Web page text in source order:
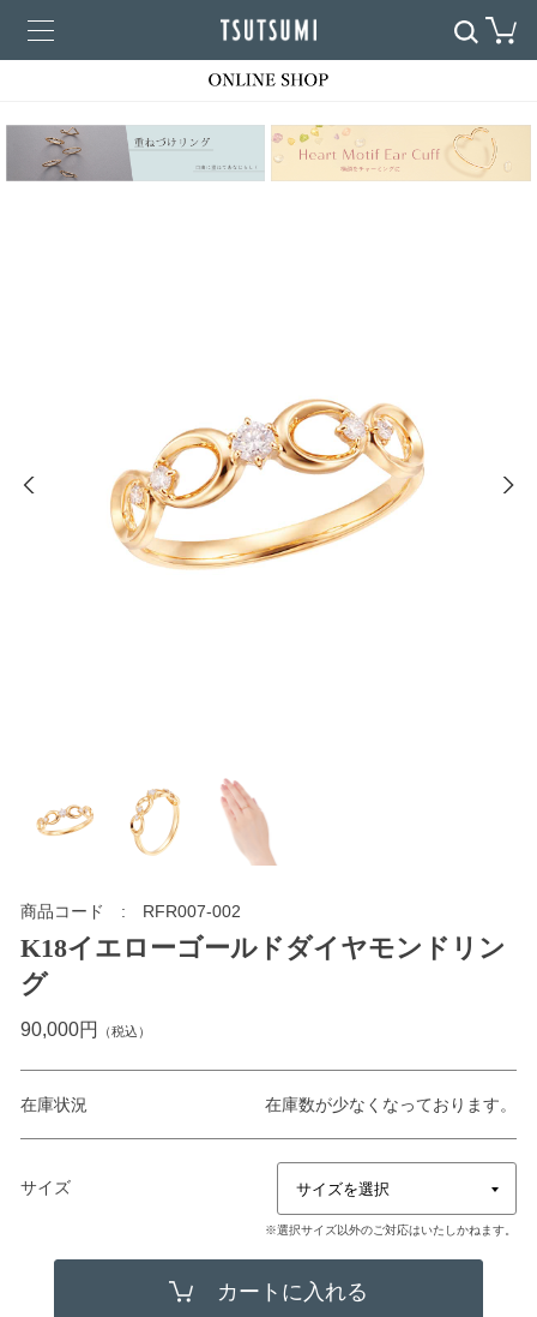
商品コード RFR007-002
K18イエローゴールドダイヤモンドリン
グ
90,000円 （税込）
在庫状況 在庫数が少なくなっております。
サイズ
※選択サイズ以外のご対応はいたしかねます。